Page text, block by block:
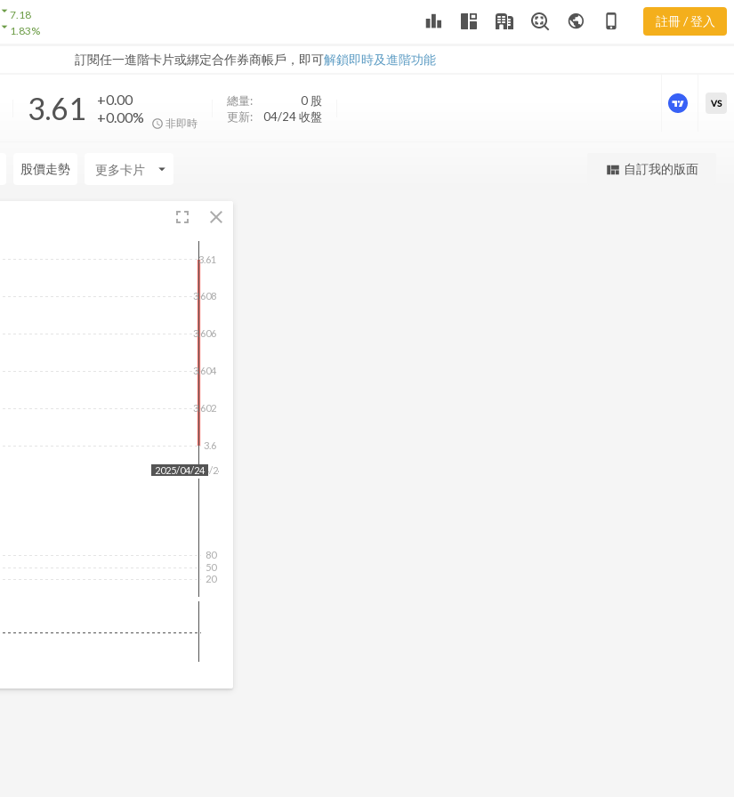
arrow_drop_down7.18
arrow_drop_down1.83% leaderboard public phone_iphone 註冊 / 登入
訂閱任一進階卡片或綁定合作券商帳戶，即可解鎖即時及進階功能
DVD 股價K線
3.61
+0.00
+0.00%
非即時
總量: 0 股
更新:
04/24 收盤
更強大的進階價量圖表
VS
股價走勢 arrow_drop_down view_quilt 自訂我的版面
fullscreen close
2025/04/24
3.6
3.602
3.604
3.606
3.608
3.61
2025/04/24
20
50
80